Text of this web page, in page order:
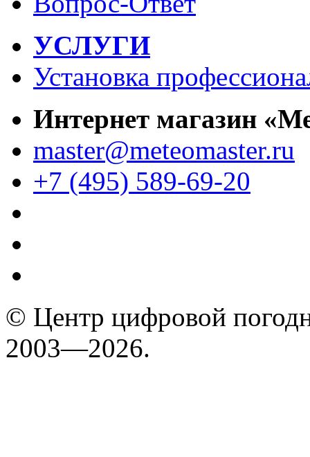
УСЛУГИ
Установка
Интернет магазин
master@meteomaster.ru
+7 (495) 589-69-20
© Центр цифровой
2003—2026.